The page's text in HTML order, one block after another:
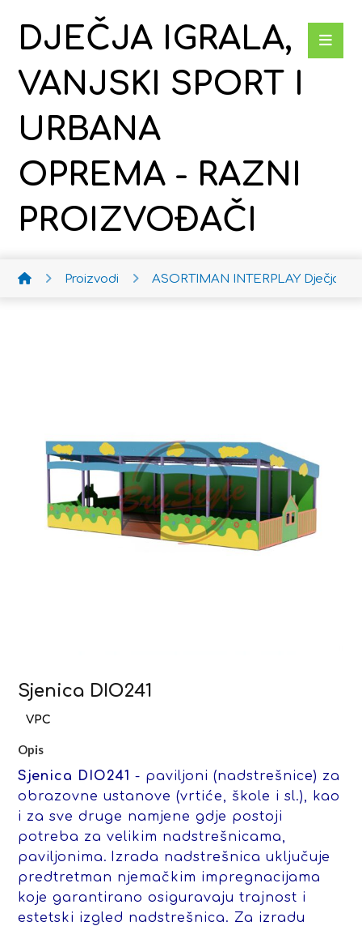
DJEČJA IGRALA,
VANJSKI SPORT I
URBANA
OPREMA - RAZNI
PROIZVOĐAČI
Proizvodi ASORTIMAN INTERPLAY Dječja
Sjenica DIO241
Opis
Sjenica DIO241 - paviljoni (nadstrešnice) za
obrazovne ustanove (vrtiće, škole i sl.), kao
i za sve druge namjene gdje postoji
potreba za velikim nadstrešnicama,
paviljonima.
Izrada nadstrešnica uključuje
predtretman njemačkim impregnacijama
koje garantirano osiguravaju trajnost i
estetski izgled nadstrešnica. Za izradu